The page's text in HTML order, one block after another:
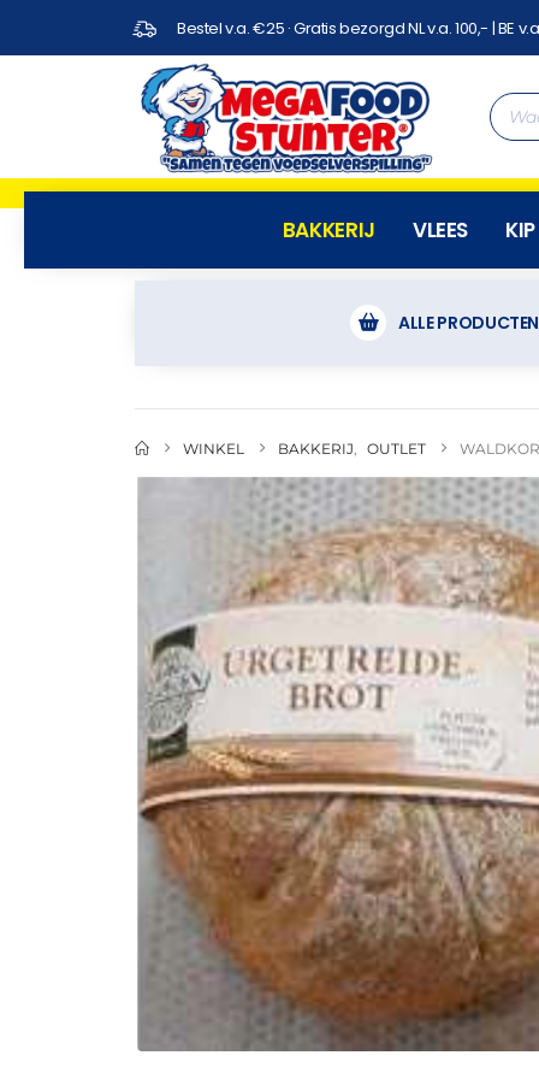
Bestel v.a. €25 · Gratis bezorgd NL v.a. 100,- | BE
BAKKERIJ VLEES KIP
ALLE PRODUCTEN
WINKEL BAKKERIJ OUTLET